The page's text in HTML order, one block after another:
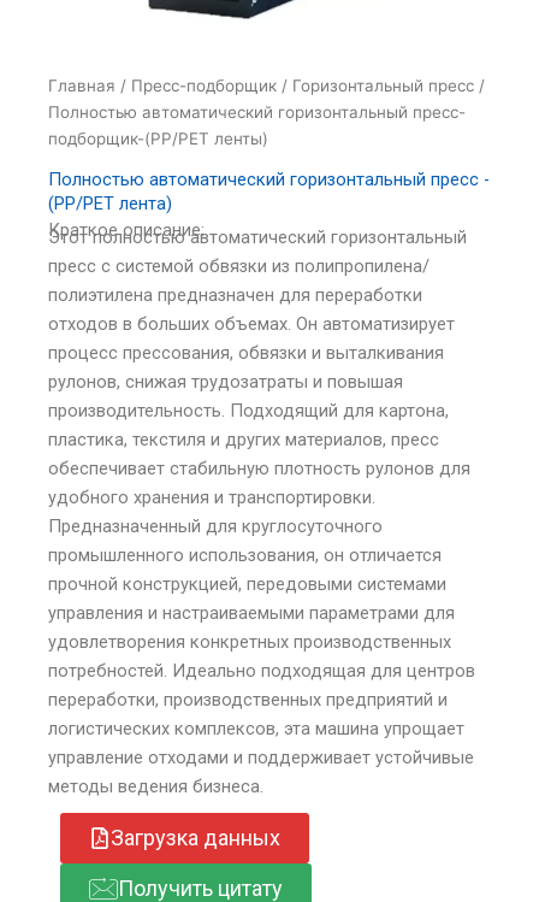
Главная / Пресс-подборщик / Горизонтальный пресс /
Полностью автоматический горизонтальный пресс-
подборщик-(PP/PET ленты)
Полностью автоматический горизонтальный пресс -
(PP/PET лента)
Краткое описание:
Этот полностью автоматический горизонтальный
пресс с системой обвязки из полипропилена/
полиэтилена предназначен для переработки
отходов в больших объемах. Он автоматизирует
процесс прессования, обвязки и выталкивания
рулонов, снижая трудозатраты и повышая
производительность. Подходящий для картона,
пластика, текстиля и других материалов, пресс
обеспечивает стабильную плотность рулонов для
удобного хранения и транспортировки.
Предназначенный для круглосуточного
промышленного использования, он отличается
прочной конструкцией, передовыми системами
управления и настраиваемыми параметрами для
удовлетворения конкретных производственных
потребностей. Идеально подходящая для центров
переработки, производственных предприятий и
логистических комплексов, эта машина упрощает
управление отходами и поддерживает устойчивые
методы ведения бизнеса.
Загрузка данных
Получить цитату